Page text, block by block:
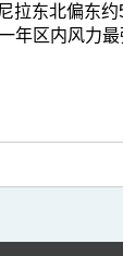
拉东北偏东约
年区内风力